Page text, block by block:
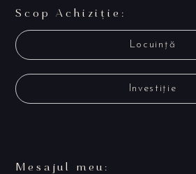
Scop Achiziție:
Locuință
Investiție
Mesajul meu: